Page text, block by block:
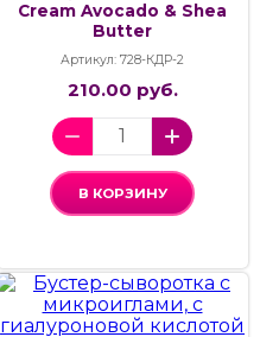
Cream Avocado & Shea
Butter
Артикул: 728-КДР-2
210.00 руб.
В КОРЗИНУ